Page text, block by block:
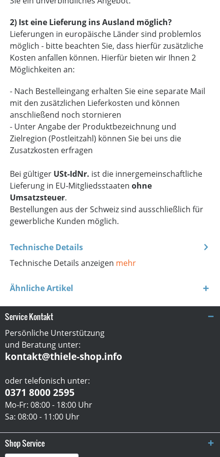
2) Ist eine Lieferung ins Ausland möglich?
Lieferungen in europäische Länder sind problemlos
möglich - bitte beachten Sie, dass hierfür zusätzliche
Kosten anfallen können. Hierfür bieten wir Ihnen 2
Möglichkeiten an:
- Nach Bestelleingang erhalten Sie eine separate Mail
mit den zusätzlichen Lieferkosten und können
anschließend noch stornieren
- Unter Angabe der Produktbezeichnung und
Zielregion (Postleitzahl) können Sie bei uns die
Zusatzkosten erfragen
Bei gültiger USt-IdNr. ist die innergemeinschaftliche
Lieferung in EU-Mitgliedsstaaten ohne
Umsatzsteuer.
Bestellungen aus der Schweiz sind ausschließlich für
gewerbliche Kunden möglich.
Technische Details
Technische Details anzeigen mehr
Ähnliche Artikel
Service Kontakt
Persönliche Unterstützung
und Beratung unter:
kontakt@thiele-shop.info
oder telefonisch unter:
0371 8000 2595
Mo-Fr: 08:00 - 18:00 Uhr
Sa: 08:00 - 11:00 Uhr
Shop Service